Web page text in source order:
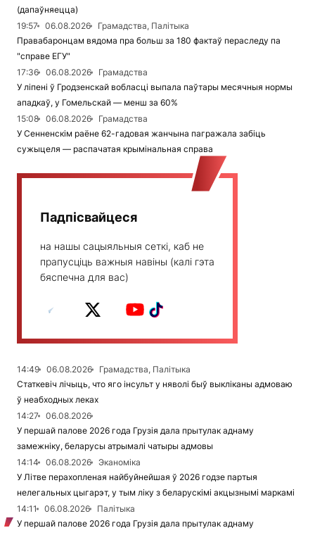
(дапаўняецца)
19:57
06.08.2026
Грамадства, Палітыка
Правабаронцам вядома пра больш за 180 фактаў пераследу па
"справе ЕГУ"
17:36
06.08.2026
Грамадства
У ліпені ў Гродзенскай вобласці выпала паўтары месячныя нормы
ападкаў, у Гомельскай — менш за 60%
15:08
06.08.2026
Грамадства
У Сенненскім раёне 62-гадовая жанчына пагражала забіць
сужыцеля — распачатая крымінальная справа
Падпісвайцеся
на нашы сацыяльныя сеткі, каб не
прапусціць важныя навіны (калі гэта
бяспечна для вас)
14:49 06.08.2026
Грамадства, Палітыка
Статкевіч лічыць, что яго інсульт у няволі быў выкліканы адмоваю
ў неабходных леках
14:27
06.08.2026
У першай палове 2026 года Грузія дала прытулак аднаму
замежніку, беларусы атрымалі чатыры адмовы
14:14
06.08.2026
Эканоміка
У Літве перахопленая найбуйнейшая ў 2026 годзе партыя
нелегальных цыгарэт, у тым ліку з беларускімі акцызнымі маркамі
14:11
06.08.2026
Палітыка
У першай палове 2026 года Грузія дала прытулак аднаму